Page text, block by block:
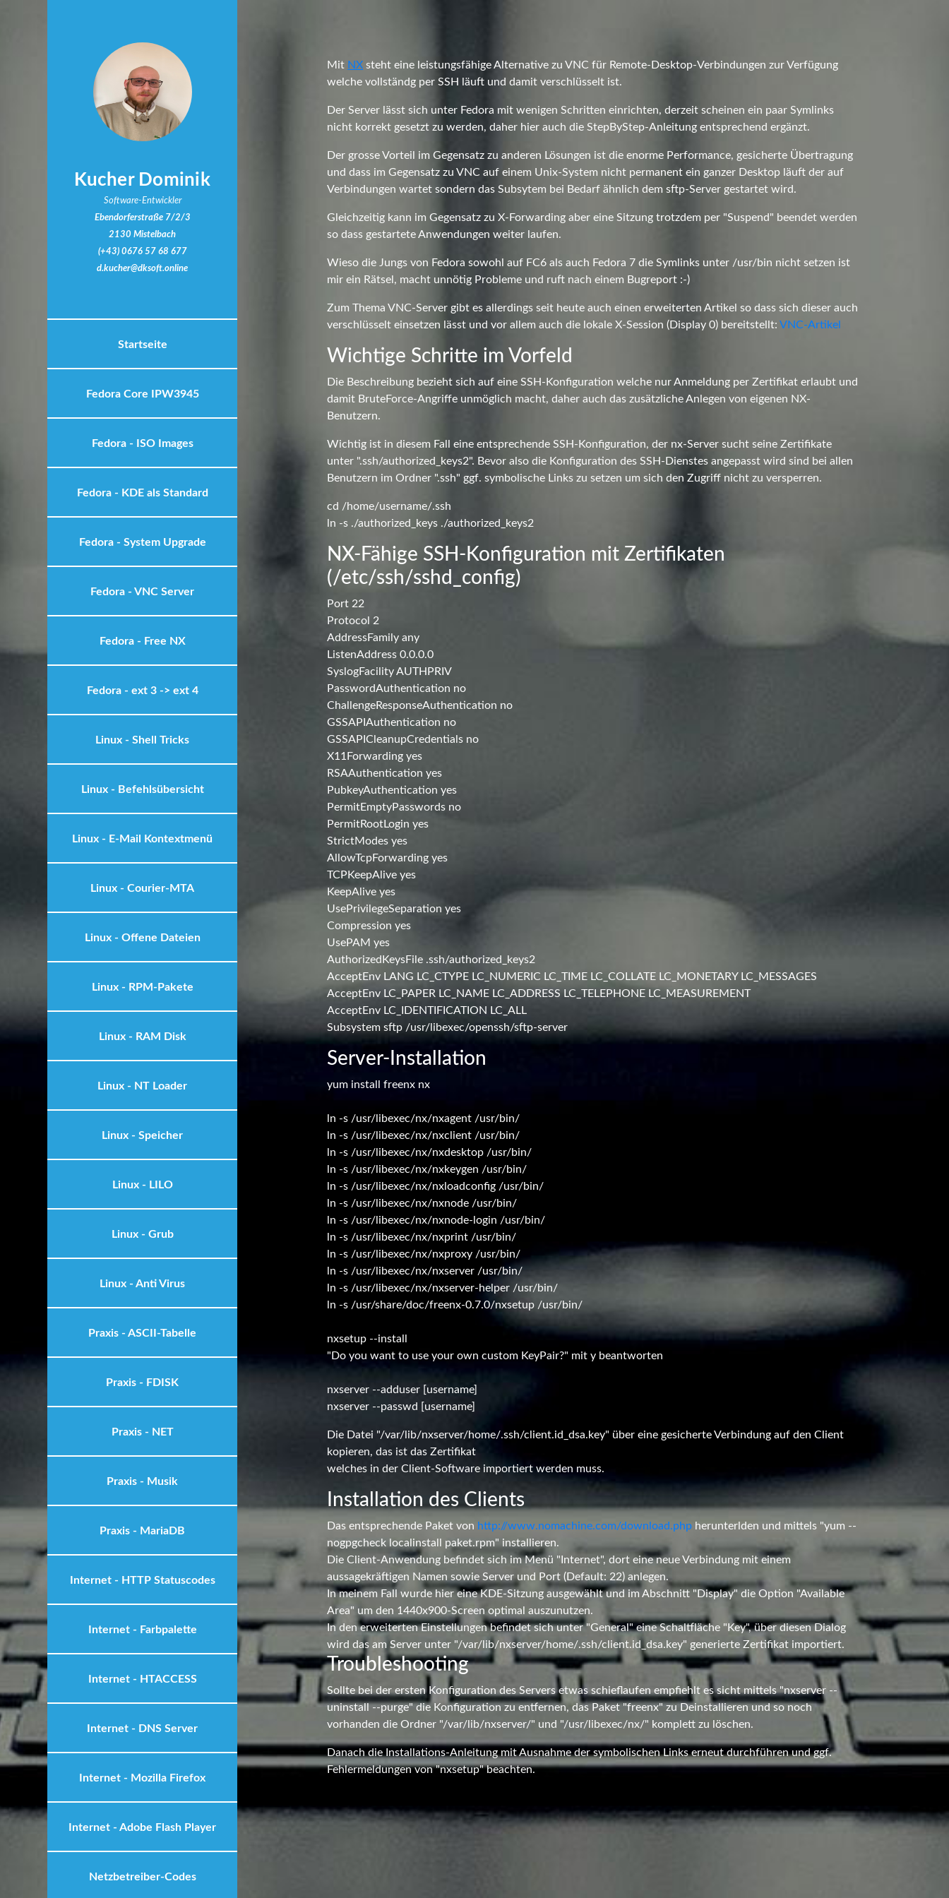
Kucher Dominik
Software-Entwickler
Ebendorferstraße 7/2/3
2130 Mistelbach
(+43) 0676 57 68 677
d.kucher@dksoft.online
Startseite
Fedora Core IPW3945
Fedora - ISO Images
Fedora - KDE als Standard
Fedora - System Upgrade
Fedora - VNC Server
Fedora - Free NX
Fedora - ext 3 -> ext 4
Linux - Shell Tricks
Linux - Befehlsübersicht
Linux - E-Mail Kontextmenü
Linux - Courier-MTA
Linux - Offene Dateien
Linux - RPM-Pakete
Linux - RAM Disk
Linux - NT Loader
Linux - Speicher
Linux - LILO
Linux - Grub
Linux - Anti Virus
Praxis - ASCII-Tabelle
Praxis - FDISK
Praxis - NET
Praxis - Musik
Praxis - MariaDB
Internet - HTTP Statuscodes
Internet - Farbpalette
Internet - HTACCESS
Internet - DNS Server
Internet - Mozilla Firefox
Internet - Adobe Flash Player
Netzbetreiber-Codes
Mit NX steht eine leistungsfähige Alternative zu VNC für Remote-Desktop-Verbindungen zur Verfügung
welche vollständg per SSH läuft und damit verschlüsselt ist.
Der Server lässt sich unter Fedora mit wenigen Schritten einrichten, derzeit scheinen ein paar Symlinks
nicht korrekt gesetzt zu werden, daher hier auch die StepByStep-Anleitung entsprechend ergänzt.
Der grosse Vorteil im Gegensatz zu anderen Lösungen ist die enorme Performance, gesicherte Übertragung
und dass im Gegensatz zu VNC auf einem Unix-System nicht permanent ein ganzer Desktop läuft der auf
Verbindungen wartet sondern das Subsytem bei Bedarf ähnlich dem sftp-Server gestartet wird.
Gleichzeitig kann im Gegensatz zu X-Forwarding aber eine Sitzung trotzdem per "Suspend" beendet werden
so dass gestartete Anwendungen weiter laufen.
Wieso die Jungs von Fedora sowohl auf FC6 als auch Fedora 7 die Symlinks unter /usr/bin nicht setzen ist
mir ein Rätsel, macht unnötig Probleme und ruft nach einem Bugreport :-)
Zum Thema VNC-Server gibt es allerdings seit heute auch einen erweiterten Artikel so dass sich dieser auch
verschlüsselt einsetzen lässt und vor allem auch die lokale X-Session (Display 0) bereitstellt:VNC-Artikel
Wichtige Schritte im Vorfeld
Die Beschreibung bezieht sich auf eine SSH-Konfiguration welche nur Anmeldung per Zertifikat erlaubt und
damit BruteForce-Angriffe unmöglich macht, daher auch das zusätzliche Anlegen von eigenen NX-
Benutzern.
Wichtig ist in diesem Fall eine entsprechende SSH-Konfiguration, der nx-Server sucht seine Zertifikate
unter ".ssh/authorized_keys2". Bevor also die Konfiguration des SSH-Dienstes angepasst wird sind bei allen
Benutzern im Ordner ".ssh" ggf. symbolische Links zu setzen um sich den Zugriff nicht zu versperren.
cd /home/username/.ssh
ln -s ./authorized_keys ./authorized_keys2
NX-Fähige SSH-Konfiguration mit Zertifikaten
(/etc/ssh/sshd_config)
Port 22
Protocol 2
AddressFamily any
ListenAddress 0.0.0.0
SyslogFacility AUTHPRIV
PasswordAuthentication no
ChallengeResponseAuthentication no
GSSAPIAuthentication no
GSSAPICleanupCredentials no
X11Forwarding yes
RSAAuthentication yes
PubkeyAuthentication yes
PermitEmptyPasswords no
PermitRootLogin yes
StrictModes yes
AllowTcpForwarding yes
TCPKeepAlive yes
KeepAlive yes
UsePrivilegeSeparation yes
Compression yes
UsePAM yes
AuthorizedKeysFile .ssh/authorized_keys2
AcceptEnv LANG LC_CTYPE LC_NUMERIC LC_TIME LC_COLLATE LC_MONETARY LC_MESSAGES
AcceptEnv LC_PAPER LC_NAME LC_ADDRESS LC_TELEPHONE LC_MEASUREMENT
AcceptEnv LC_IDENTIFICATION LC_ALL
Subsystem sftp /usr/libexec/openssh/sftp-server
Server-Installation
yum install freenx nx
ln -s /usr/libexec/nx/nxagent /usr/bin/
ln -s /usr/libexec/nx/nxclient /usr/bin/
ln -s /usr/libexec/nx/nxdesktop /usr/bin/
ln -s /usr/libexec/nx/nxkeygen /usr/bin/
ln -s /usr/libexec/nx/nxloadconfig /usr/bin/
ln -s /usr/libexec/nx/nxnode /usr/bin/
ln -s /usr/libexec/nx/nxnode-login /usr/bin/
ln -s /usr/libexec/nx/nxprint /usr/bin/
ln -s /usr/libexec/nx/nxproxy /usr/bin/
ln -s /usr/libexec/nx/nxserver /usr/bin/
ln -s /usr/libexec/nx/nxserver-helper /usr/bin/
ln -s /usr/share/doc/freenx-0.7.0/nxsetup /usr/bin/
nxsetup --install
"Do you want to use your own custom KeyPair?" mit y beantworten
nxserver --adduser [username]
nxserver --passwd [username]
Die Datei "/var/lib/nxserver/home/.ssh/client.id_dsa.key" über eine gesicherte Verbindung auf den Client
kopieren, das ist das Zertifikat
welches in der Client-Software importiert werden muss.
Installation des Clients
Das entsprechende Paket von http://www.nomachine.com/download.php herunterlden und mittels "yum --
nogpgcheck localinstall paket.rpm" installieren.
Die Client-Anwendung befindet sich im Menü "Internet", dort eine neue Verbindung mit einem
aussagekräftigen Namen sowie Server und Port (Default: 22) anlegen.
In meinem Fall wurde hier eine KDE-Sitzung ausgewählt und im Abschnitt "Display" die Option "Available
Area" um den 1440x900-Screen optimal auszunutzen.
In den erweiterten Einstellungen befindet sich unter "General" eine Schaltfläche "Key", über diesen Dialog
wird das am Server unter "/var/lib/nxserver/home/.ssh/client.id_dsa.key" generierte Zertifikat importiert.
Troubleshooting
Sollte bei der ersten Konfiguration des Servers etwas schieflaufen empfiehlt es sicht mittels "nxserver --
uninstall --purge" die Konfiguration zu entfernen, das Paket "freenx" zu Deinstallieren und so noch
vorhanden die Ordner "/var/lib/nxserver/" und "/usr/libexec/nx/" komplett zu löschen.
Danach die Installations-Anleitung mit Ausnahme der symbolischen Links erneut durchführen und ggf.
Fehlermeldungen von "nxsetup" beachten.